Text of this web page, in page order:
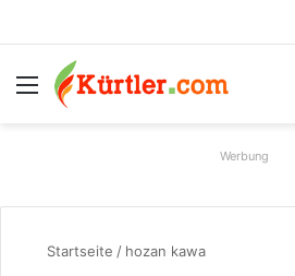
Menü
Werbung
Startseite / hozan kawa